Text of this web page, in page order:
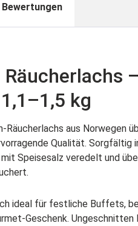
Bewertungen
–
kg
Räucherlachs aus Norwegen
Qualität. Sorgfältig
Speisesalz veredelt und
ideal für festliche Buffets,
Geschenk. Ungeschnitten